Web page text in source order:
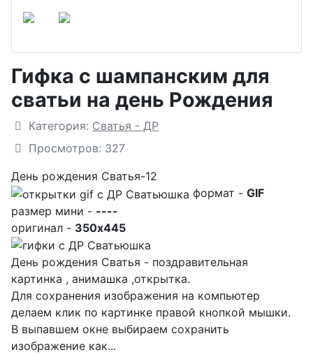
Гифка с шампанским для
сватьи на день Рождения
Подробности
Категория: Сватья - ДР
Просмотров: 327
День рождения Сватья-12
формат - GIF
размер мини - ----
оригинал - 350x445
День рождения Сватья - поздравительная
картинка , анимашка ,открытка.
Для сохранения изображения на компьютер
делаем клик по картинке правой кнопкой мышки.
В выпавшем окне выбираем сохранить
изображение как...